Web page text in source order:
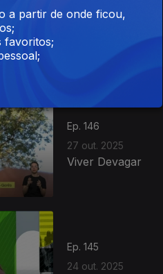
28 out. 2025
Ep. 146
27 out. 2025
Viver Devagar
Ep. 145
24 out. 2025
a partir de onde ficou,
favoritos;